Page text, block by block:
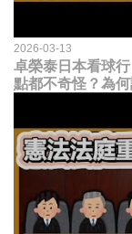
2026-03-13
卓榮泰日本看球
點都不奇怪？為